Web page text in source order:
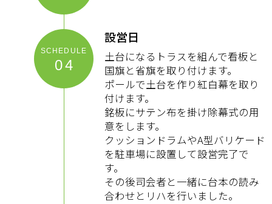
04
設営日
土台になるトラスを組んで看板と
国旗と省旗を取り付けます。
ポールで土台を作り紅白幕を取り
付けます。
銘板にサテン布を掛け除幕式の用
意をします。
クッションドラムやA型バリケード
を駐車場に設置して設営完了で
す。
その後司会者と一緒に台本の読み
合わせとリハを行いました。